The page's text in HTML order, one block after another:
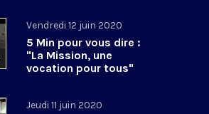
Vendredi 12 juin 2020
5 Min pour vous dire :
"La Mission, une
vocation pour tous"
Jeudi 11 juin 2020